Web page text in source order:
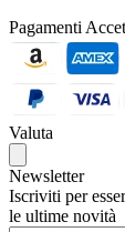
Pagamenti
Valuta
Newsletter
Iscriviti per
le ultime novità